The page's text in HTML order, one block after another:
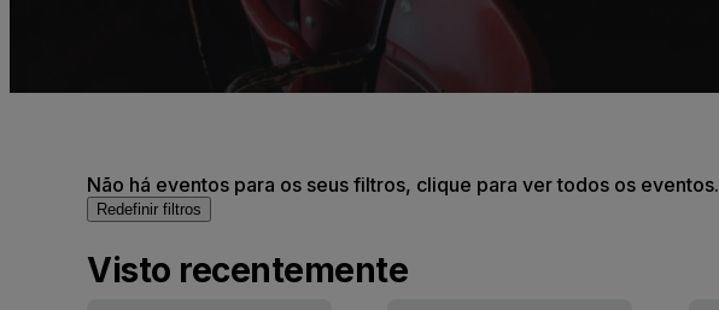
Não há eventos para os seus filtros, clique para ver todos os eventos.
Redefinir filtros
Visto recentemente